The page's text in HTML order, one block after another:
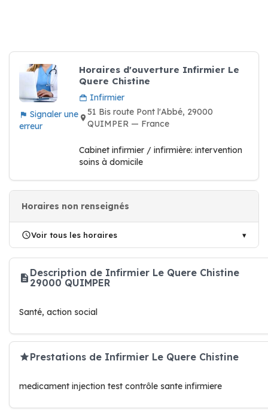
Signaler une
erreur
Horaires d'ouverture Infirmier Le
Quere Chistine
Infirmier
51 Bis route Pont l'Abbé, 29000
QUIMPER — France
Cabinet infirmier / infirmière: intervention
soins à domicile
Horaires non renseignés
Voir tous les horaires
Description de Infirmier Le Quere Chistine
29000 QUIMPER
Santé, action social
Prestations de Infirmier Le Quere Chistine
medicament injection test contrôle sante infirmiere